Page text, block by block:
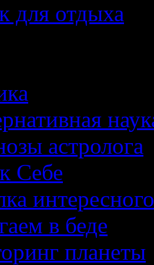
для отдыха
астролога
Себе
интересного
в беде
планеты